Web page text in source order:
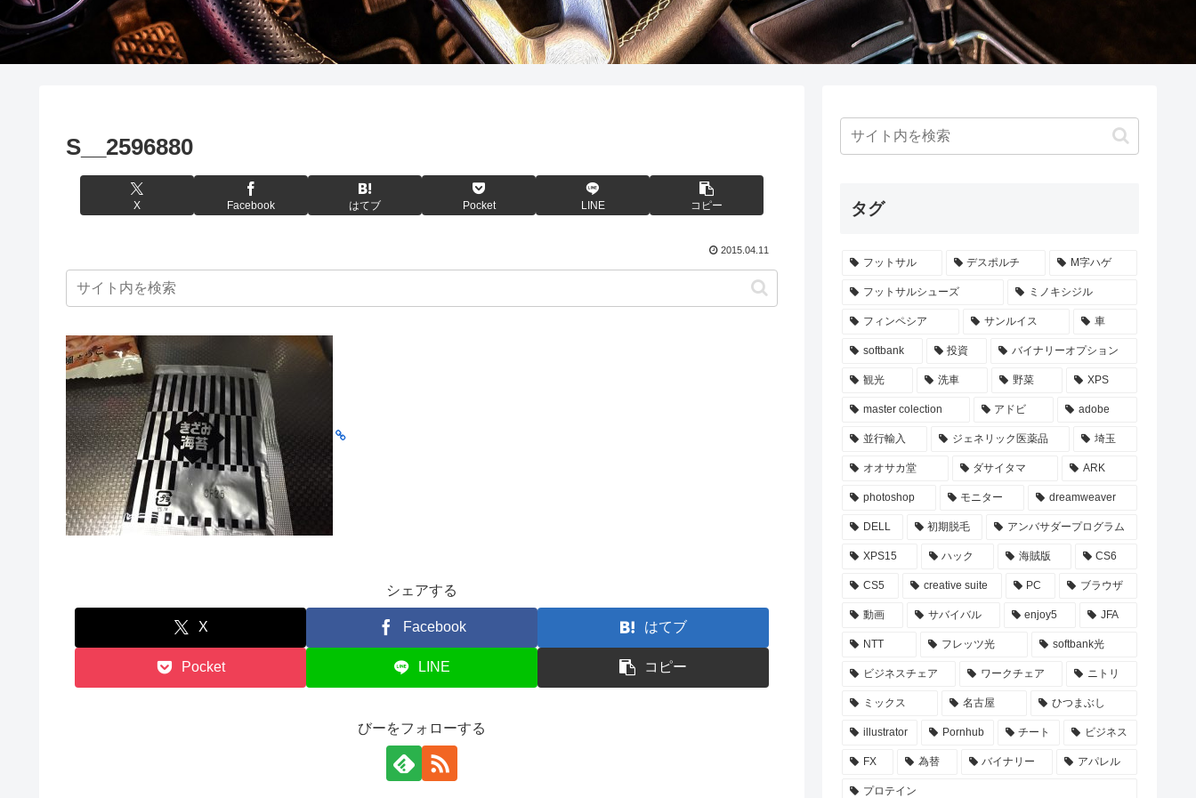
S__2596880
X Facebook はてブ Pocket LINE コピー
2015.04.11
シェアする
X Facebook はてブ
Pocket LINE コピー
びーをフォローする
タグ
フットサル デスポルチ M字ハゲ
フットサルシューズ ミノキシジル
フィンペシア サンルイス 車
softbank 投資 バイナリーオプション
観光 洗車 野菜 XPS
master colection アドビ adobe
並行輸入 ジェネリック医薬品 埼玉
オオサカ堂 ダサイタマ ARK
photoshop モニター dreamweaver
DELL 初期脱毛 アンバサダープログラム
XPS15 ハック 海賊版 CS6
CS5 creative suite PC ブラウザ
動画 サバイバル enjoy5 JFA
NTT フレッツ光 softbank光
ビジネスチェア ワークチェア ニトリ
ミックス 名古屋 ひつまぶし
illustrator Pornhub チート ビジネス
FX 為替 バイナリー アパレル
プロテイン